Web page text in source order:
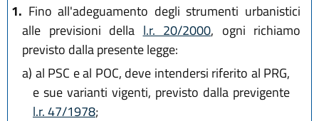
1. Fino all'adeguamento degli strumenti urbanistici
alle previsioni della l.r. 20/2000, ogni richiamo
previsto dalla presente legge:
a) al PSC e al POC, deve intendersi riferito al PRG,
e sue varianti vigenti, previsto dalla previgente
l.r. 47/1978;